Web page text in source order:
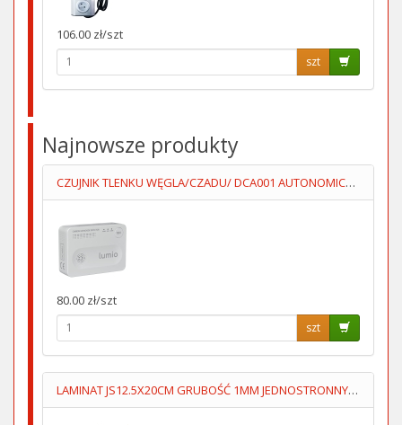
106.00 zł/szt
szt
Najnowsze produkty
CZUJNIK TLENKU WĘGLA/CZADU/ DCA001 AUTONOMICZNY 3XAA LUMIO
80.00 zł/szt
szt
LAMINAT JS12.5X20CM GRUBOŚĆ 1MM JEDNOSTRONNY 70um